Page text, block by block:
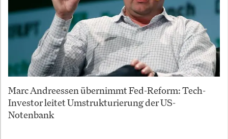
Marc Andreessen übernimmt Fed-Reform: Tech-
Investor leitet Umstrukturierung der US-
Notenbank